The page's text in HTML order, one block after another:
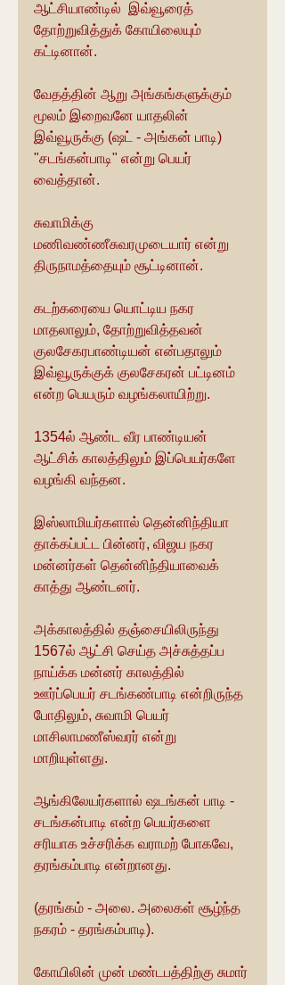
ஆட்சியாண்டில்  இவ்வூரைத்
தோற்றுவித்துக் கோயிலையும்
கட்டினான்.
வேதத்தின் ஆறு அங்கங்களுக்கும்
மூலம் இறைவனே யாதலின்
இவ்வூருக்கு (ஷட் - அங்கன் பாடி)
"சடங்கன்பாடி" என்று பெயர்
வைத்தான்.
சுவாமிக்கு
மணிவண்ணீசுவரமுடையார் என்று
திருநாமத்தையும் சூட்டினான்.
கடற்கரையை யொட்டிய நகர
மாதலாலும், தோற்றுவித்தவன்
குலசேகரபாண்டியன் என்பதாலும்
இவ்வூருக்குக் குலசேகரன் பட்டினம்
என்ற பெயரும் வழங்கலாயிற்று.
1354ல் ஆண்ட வீர பாண்டியன்
ஆட்சிக் காலத்திலும் இப்பெயர்களே
வழங்கி வந்தன.
இஸ்லாமியர்களால் தென்னிந்தியா
தாக்கப்பட்ட பின்னர், விஜய நகர
மன்னர்கள் தென்னிந்தியாவைக்
காத்து ஆண்டனர்.
அக்காலத்தில் தஞ்சையிலிருந்து
1567ல் ஆட்சி செய்த அச்சுத்தப்ப
நாய்க்க மன்னர் காலத்தில்
ஊர்ப்பெயர் சடங்கண்பாடி என்றிருந்த
போதிலும், சுவாமி பெயர்
மாசிலாமணீஸ்வரர் என்று
மாறியுள்ளது.
ஆங்கிலேயர்களால் ஷடங்கன் பாடி -
சடங்கன்பாடி என்ற பெயர்களை
சரியாக உச்சரிக்க வராமற் போகவே,
தரங்கம்பாடி என்றானது.
(தரங்கம் - அலை. அலைகள் சூழ்ந்த
நகரம் - தரங்கம்பாடி).
கோயிலின் முன் மண்டபத்திற்கு சுமார்